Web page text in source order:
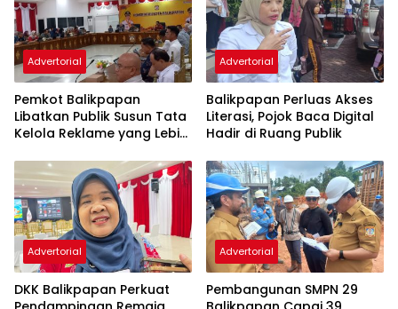
Advertorial
Pemkot Balikpapan
Libatkan Publik Susun Tata
Kelola Reklame yang Lebih
Advertorial
Balikpapan Perluas Akses
Literasi, Pojok Baca Digital
Hadir di Ruang Publik
Advertorial
DKK Balikpapan Perkuat
Advertorial
Pembangunan SMPN 29